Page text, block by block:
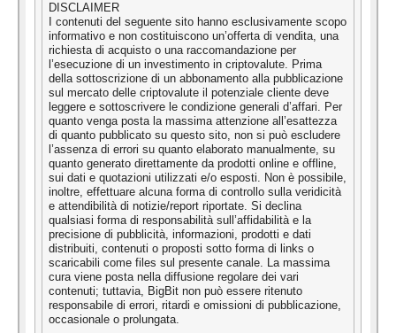
DISCLAIMER
I contenuti del seguente sito hanno esclusivamente scopo
informativo e non costituiscono un’offerta di vendita, una
richiesta di acquisto o una raccomandazione per
l’esecuzione di un investimento in criptovalute. Prima
della sottoscrizione di un abbonamento alla pubblicazione
sul mercato delle criptovalute il potenziale cliente deve
leggere e sottoscrivere le condizione generali d’affari. Per
quanto venga posta la massima attenzione all’esattezza
di quanto pubblicato su questo sito, non si può escludere
l’assenza di errori su quanto elaborato manualmente, su
quanto generato direttamente da prodotti online e offline,
sui dati e quotazioni utilizzati e/o esposti. Non è possibile,
inoltre, effettuare alcuna forma di controllo sulla veridicità
e attendibilità di notizie/report riportate. Si declina
qualsiasi forma di responsabilità sull’affidabilità e la
precisione di pubblicità, informazioni, prodotti e dati
distribuiti, contenuti o proposti sotto forma di links o
scaricabili come files sul presente canale. La massima
cura viene posta nella diffusione regolare dei vari
contenuti; tuttavia, BigBit non può essere ritenuto
responsabile di errori, ritardi e omissioni di pubblicazione,
occasionale o prolungata.